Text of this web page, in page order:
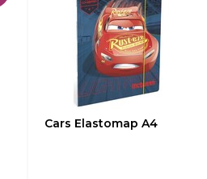
Cars Elastomap A4